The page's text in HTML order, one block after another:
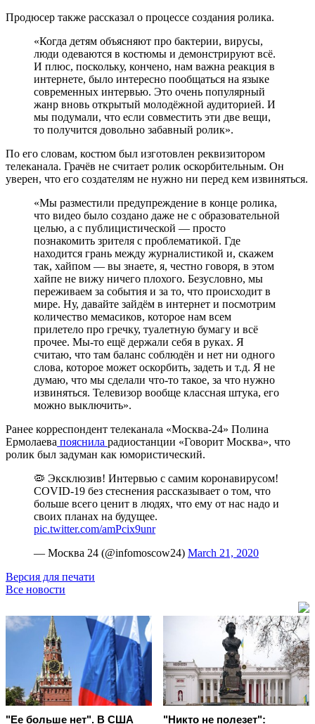
Продюсер также рассказал о процессе создания ролика.
«Когда детям объясняют про бактерии, вирусы,
люди одеваются в костюмы и демонстрируют всё.
И плюс, поскольку, кончено, нам важна реакция в
интернете, было интересно пообщаться на языке
современных интервью. Это очень популярный
жанр вновь открытый молодёжной аудиторией. И
мы подумали, что если совместить эти две вещи,
то получится довольно забавный ролик».
По его словам, костюм был изготовлен реквизитором
телеканала. Грачёв не считает ролик оскорбительным. Он
уверен, что его создателям не нужно ни перед кем извиняться.
«Мы разместили предупреждение в конце ролика,
что видео было создано даже не с образовательной
целью, а с публицистической — просто
познакомить зрителя с проблематикой. Где
находится грань между журналистикой и, скажем
так, хайпом — вы знаете, я, честно говоря, в этом
хайпе не вижу ничего плохого. Безусловно, мы
переживаем за события и за то, что происходит в
мире. Ну, давайте зайдём в интернет и посмотрим
количество мемасиков, которое нам всем
прилетело про гречку, туалетную бумагу и всё
прочее. Мы-то ещё держали себя в руках. Я
считаю, что там баланс соблюдён и нет ни одного
слова, которое может оскорбить, задеть и т.д. Я не
думаю, что мы сделали что-то такое, за что нужно
извиняться. Телевизор вообще классная штука, его
можно выключить».
Ранее корреспондент телеканала «Москва-24» Полина
Ермолаева пояснила радиостанции «Говорит Москва», что
ролик был задуман как юмористический.
🦠 Эксклюзив! Интервью с самим коронавирусом!
COVID-19 без стеснения рассказывает о том, что
больше всего ценит в людях, что ему от нас надо и
своих планах на будущее.
pic.twitter.com/amPcix9unr
— Москва 24 (@infomoscow24) March 21, 2020
Версия для печати
Все новости
"Ее больше нет". В США "Никто не полезет":